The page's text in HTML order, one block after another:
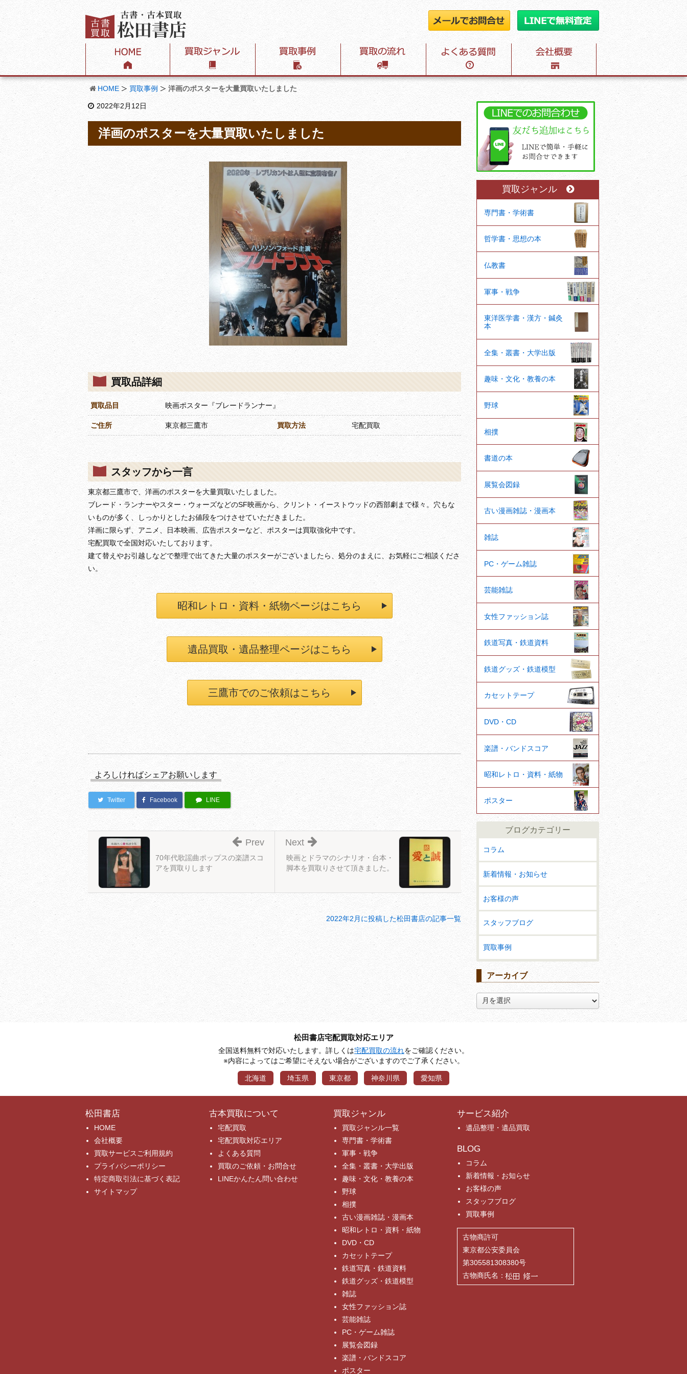
HOME 買取事例 洋画のポスターを大量買取いたしました
2022年2月12日
洋画のポスターを大量買取いたしました
買取品詳細
買取品目 映画ポスター『ブレードランナー』
ご住所 東京都三鷹市 買取方法 宅配買取
スタッフから一言
東京都三鷹市で、洋画のポスターを大量買取いたしました。
ブレード・ランナーやスター・ウォーズなどのSF映画から、クリント・イーストウッドの西部劇まで様々。穴もな
いものが多く、しっかりとしたお値段をつけさせていただきました。
洋画に限らず、アニメ、日本映画、広告ポスターなど、ポスターは買取強化中です。
宅配買取で全国対応いたしております。
建て替えやお引越しなどで整理で出てきた大量のポスターがございましたら、処分のまえに、お気軽にご相談くださ
い。
昭和レトロ・資料・紙物ページはこちら
遺品買取・遺品整理ページはこちら
三鷹市でのご依頼はこちら
よろしければシェアお願いします
Twitter Facebook LINE
映画とドラマのシナリオ・台本・
脚本を買取りさせて頂きました。
Next
70年代歌謡曲ポップスの楽譜スコ
アを買取りします
Prev
2022年2月に投稿した松田書店の記事一覧
買取ジャンル
専門書・学術書
哲学書・思想の本
仏教書
軍事・戦争
東洋医学書・漢方・鍼灸
本
全集・叢書・大学出版
趣味・文化・教養の本
野球
相撲
書道の本
展覧会図録
古い漫画雑誌・漫画本
雑誌
PC・ゲーム雑誌
芸能雑誌
女性ファッション誌
鉄道写真・鉄道資料
鉄道グッズ・鉄道模型
カセットテープ
DVD・CD
楽譜・バンドスコア
昭和レトロ・資料・紙物
ポスター
ブログカテゴリー
コラム
新着情報・お知らせ
お客様の声
スタッフブログ
買取事例
アーカイブ
ー
松田書店宅配買取対応エリア
全国送料無料で対応いたします。詳しくは宅配買取の流れをご確認ください。
※内容によってはご希望にそえない場合がございますのでご了承ください。
北海道 埼玉県 東京都 神奈川県 愛知県
松田書店
HOME
会社概要
買取サービスご利用規約
プライバシーポリシー
特定商取引法に基づく表記
サイトマップ
古本買取について
宅配買取
宅配買取対応エリア
よくある質問
買取のご依頼・お問合せ
LINEかんたん問い合わせ
買取ジャンル
買取ジャンル一覧
専門書・学術書
軍事・戦争
全集・叢書・大学出版
趣味・文化・教養の本
野球
相撲
古い漫画雑誌・漫画本
昭和レトロ・資料・紙物
DVD・CD
カセットテープ
鉄道写真・鉄道資料
鉄道グッズ・鉄道模型
雑誌
女性ファッション誌
芸能雑誌
PC・ゲーム雑誌
展覧会図録
楽譜・バンドスコア
ポスター
サービス紹介
遺品整理・遺品買取
BLOG
コラム
新着情報・お知らせ
お客様の声
スタッフブログ
買取事例
古物商許可
東京都公安委員会
第305581308380号
古物商氏名：